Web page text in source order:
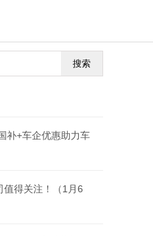
搜索
补+车企优惠助力车
值得关注！（1月6